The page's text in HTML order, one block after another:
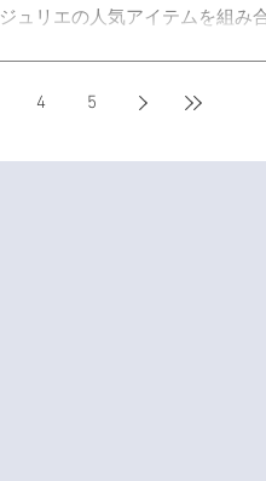
ジュリエの人気アイテムを組み
は全部で７パターン。サイズも
4 5